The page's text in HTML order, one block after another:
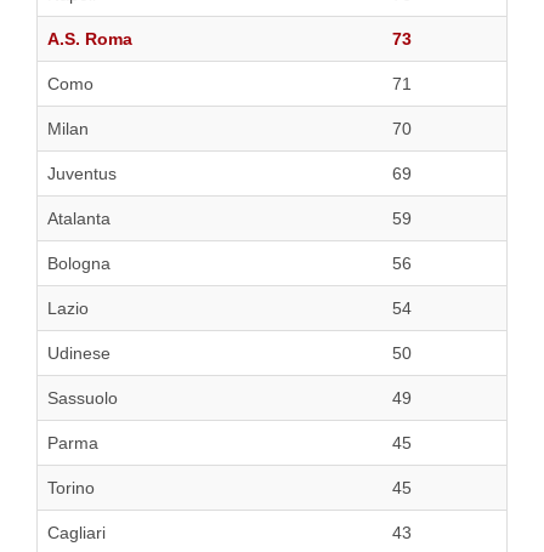
A.S. Roma 73
Como 71
Milan 70
Juventus 69
Atalanta 59
Bologna 56
Lazio 54
Udinese 50
Sassuolo 49
Parma 45
Torino 45
Cagliari 43